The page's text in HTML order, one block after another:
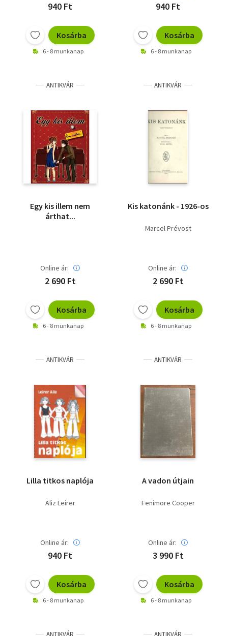
940 Ft
Kosárba
6 - 8 munkanap
940 Ft
Kosárba
6 - 8 munkanap
ANTIKVÁR
Egy kis illem nem
árthat...
Online ár:
2 690 Ft
Kosárba
6 - 8 munkanap
ANTIKVÁR
Kis katonánk - 1926-os
Marcel Prévost
Online ár:
2 690 Ft
Kosárba
6 - 8 munkanap
ANTIKVÁR
Lilla titkos naplója
Aliz Leirer
Online ár:
940 Ft
Kosárba
6 - 8 munkanap
ANTIKVÁR
A vadon útjain
Fenimore Cooper
Online ár:
3 990 Ft
Kosárba
6 - 8 munkanap
ANTIKVÁR ANTIKVÁR